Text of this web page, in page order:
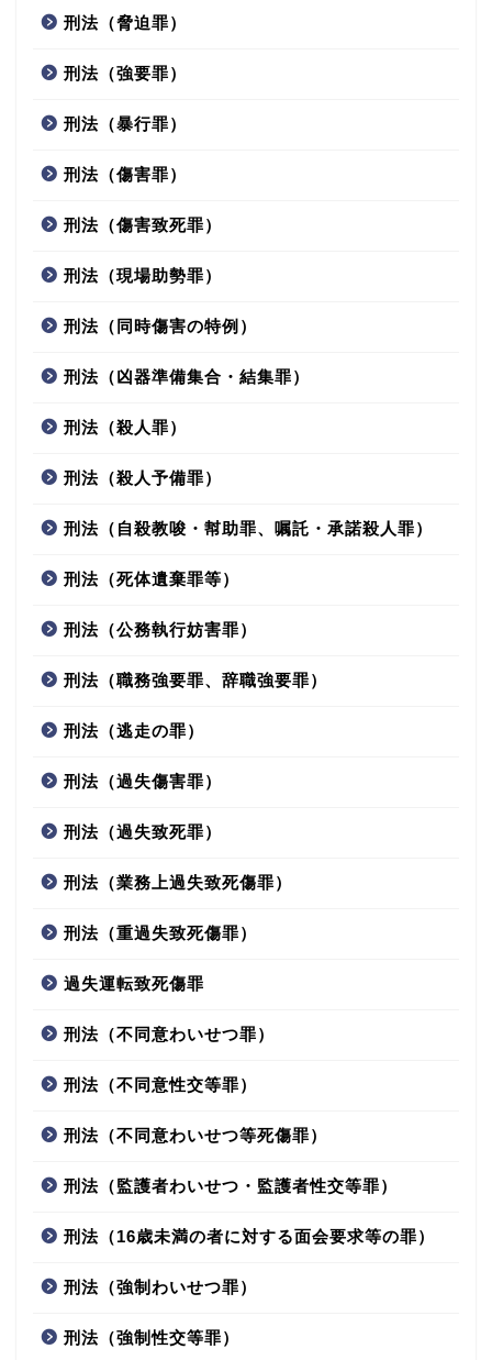
刑法（脅迫罪）
刑法（強要罪）
刑法（暴行罪）
刑法（傷害罪）
刑法（傷害致死罪）
刑法（現場助勢罪）
刑法（同時傷害の特例）
刑法（凶器準備集合・結集罪）
刑法（殺人罪）
刑法（殺人予備罪）
刑法（自殺教唆・幇助罪、嘱託・承諾殺人罪）
刑法（死体遺棄罪等）
刑法（公務執行妨害罪）
刑法（職務強要罪、辞職強要罪）
刑法（逃走の罪）
刑法（過失傷害罪）
刑法（過失致死罪）
刑法（業務上過失致死傷罪）
刑法（重過失致死傷罪）
過失運転致死傷罪
刑法（不同意わいせつ罪）
刑法（不同意性交等罪）
刑法（不同意わいせつ等死傷罪）
刑法（監護者わいせつ・監護者性交等罪）
刑法（16歳未満の者に対する面会要求等の罪）
刑法（強制わいせつ罪）
刑法（強制性交等罪）